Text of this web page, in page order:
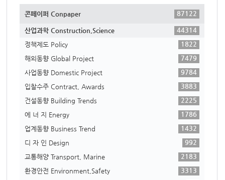
콘페이퍼 Conpaper 87122
산업과학 Construction,Science
44314
정책제도 Policy
1822
해외동향 Global Project
7479
사업동향 Domestic Project
9784
입찰수주 Contract, Awards
3883
건설동향 Building Trends
2225
에 너 지 Energy
1786
업계동향 Business Trend
1432
디 자 인 Design
992
교통해양 Transport, Marine
2183
환경안전 Environment,Safety
3313